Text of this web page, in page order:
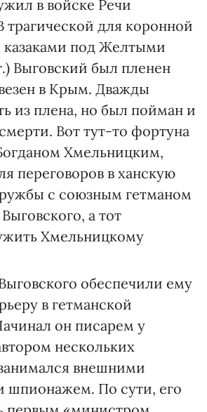
в войске Речи
трагической для коронной
казаками под Желтыми
Выговский был пленен
в Крым. Дважды
из плена, но был пойман и
Вот тут-то фортуна
Хмельницким,
переговоров в ханскую
с союзным гетманом
а тот
Хмельницкому
обеспечили ему
в гетманской
он писарем у
нескольких
внешними
шпионажем. По сути, его